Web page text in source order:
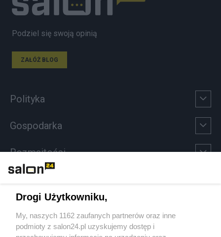
Podziel się swoją opinią
ZAŁÓŻ BLOG
Polityka
Gospodarka
Rozmaitości
Sport
Społeczeństwo
Drogi Użytkowniku,
My, naszych 1162 zaufanych partnerów oraz inne
podmioty z salon24.pl uzyskujemy dostęp i